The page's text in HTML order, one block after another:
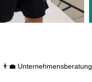
👨‍💼 Unternehmensberatung